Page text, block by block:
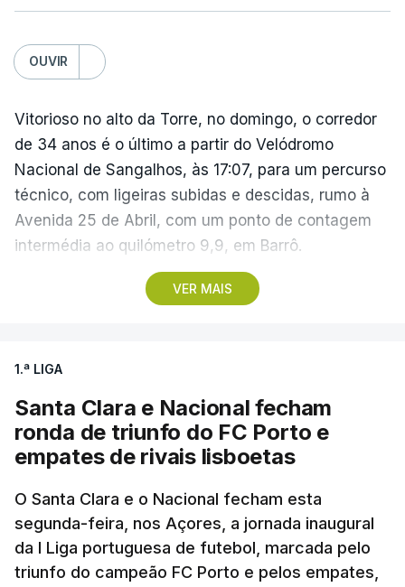
OUVIR
VER MAIS
Vitorioso no alto da Torre, no domingo, o corredor
de 34 anos é o último a partir do Velódromo
Nacional de Sangalhos, às 17:07, para um percurso
técnico, com ligeiras subidas e descidas, rumo à
Avenida 25 de Abril, com um ponto de contagem
intermédia ao quilómetro 9,9, em Barrô.
Vencedor das edições de 2024 e de 2025 e mais
para tentar encurtar a diferença para o colega de
equipa, embora seja improvável anular 01.26
minutos numa distância tão curta.
O brasileiro Felipe Marques (Localiza Meoo-Swift
Pro Cycling) é o 113.º classificado da Volta e o
primeiro a realizar o contrarrelógio, saindo para a
estrada às 15:05.
1.ª LIGA
Santa Clara e Nacional fecham
ronda de triunfo do FC Porto e
empates de rivais lisboetas
O Santa Clara e o Nacional fecham esta
segunda-feira, nos Açores, a jornada inaugural
da I Liga portuguesa de futebol, marcada pelo
triunfo do campeão FC Porto e pelos empates,